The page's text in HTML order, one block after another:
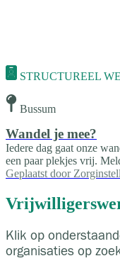
STRUCTUREEL
Bussum
Wandel je mee?
Iedere dag gaat onze
een paar plekjes vrij.
Geplaatst door
Klik op
organisaties op